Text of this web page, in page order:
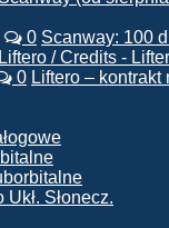
0 Scanway: 100
0 Liftero – kontrakt
Ukł. Słonecz.